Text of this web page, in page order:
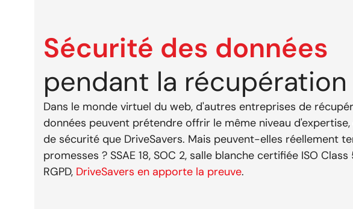
Sécurité des données
pendant la récupération
Dans le monde virtuel du web, d'autres entreprises de
données peuvent prétendre offrir le même niveau
de sécurité que DriveSavers. Mais peuvent-elles réellement
promesses ? SSAE 18, SOC 2, salle blanche certifiée ISO Class
RGPD, DriveSavers en apporte la preuve.